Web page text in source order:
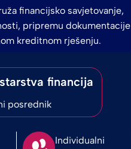
financijsko savjetovanje,
pripremu dokumentacije
kreditnom rješenju.
financija
posrednik
Individualni